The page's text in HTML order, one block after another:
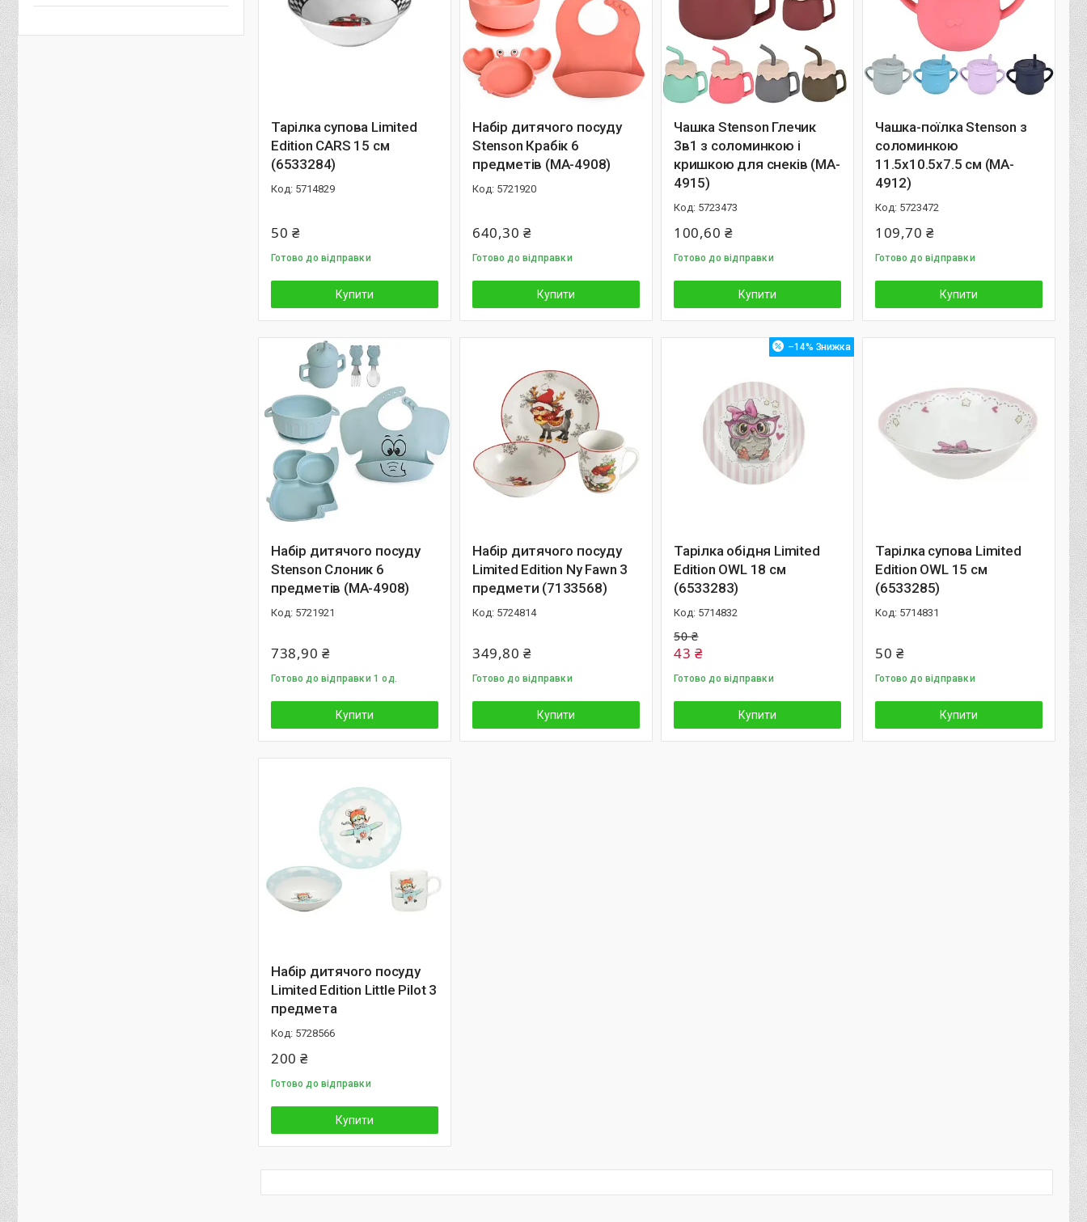
Тарілка супова Limited
Edition CARS 15 см
(6533284)
5714829
50 ₴
Готово до відправки
Купити
Набір дитячого посуду
Stenson Крабік 6
предметів (MA-4908)
5721920
640,30 ₴
Готово до відправки
Купити
Чашка Stenson Глечик
3в1 з соломинкою і
кришкою для снеків (MA-
4915)
5723473
100,60 ₴
Готово до відправки
Купити
Чашка-поїлка Stenson з
соломинкою
11.5х10.5х7.5 см (MA-
4912)
5723472
109,70 ₴
Готово до відправки
Купити
Набір дитячого посуду
Stenson Слоник 6
предметів (MA-4908)
5721921
738,90 ₴
Готово до відправки 1 од.
Купити
Набір дитячого посуду
Limited Edition Ny Fawn 3
предмети (7133568)
5724814
349,80 ₴
Готово до відправки
Купити
–14%
Тарілка обідня Limited
Edition OWL 18 см
(6533283)
5714832
50 ₴
43 ₴
Готово до відправки
Купити
Тарілка супова Limited
Edition OWL 15 см
(6533285)
5714831
50 ₴
Готово до відправки
Купити
Набір дитячого посуду
Limited Edition Little Pilot 3
предмета
5728566
200 ₴
Готово до відправки
Купити